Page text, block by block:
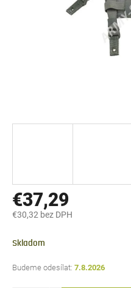
€37,29
€30,32 bez DPH
cena:
Skladom
7.8.2026